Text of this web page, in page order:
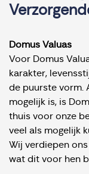
Domus Valuas
Voor Domus
karakter,
de puurste vorm.
mogelijk is, is
thuis voor onze
veel als mogelijk
Wij verdiepen
wat dit voor hen